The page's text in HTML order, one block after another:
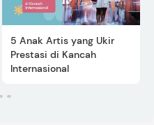
5 Anak Artis yang Ukir
Prestasi di Kancah
Internasional